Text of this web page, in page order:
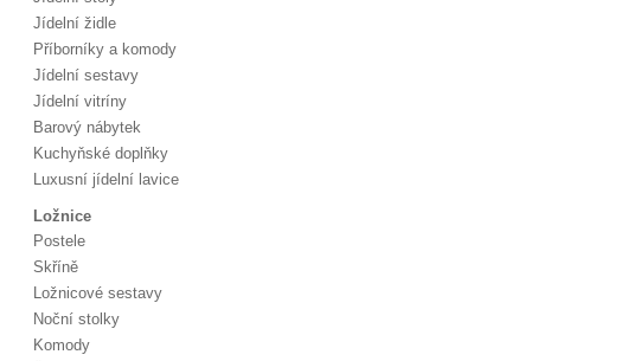
Jídelní židle
Příborníky a komody
Jídelní sestavy
Jídelní vitríny
Barový nábytek
Kuchyňské doplňky
Luxusní jídelní lavice
Ložnice
Postele
Skříně
Ložnicové sestavy
Noční stolky
Komody